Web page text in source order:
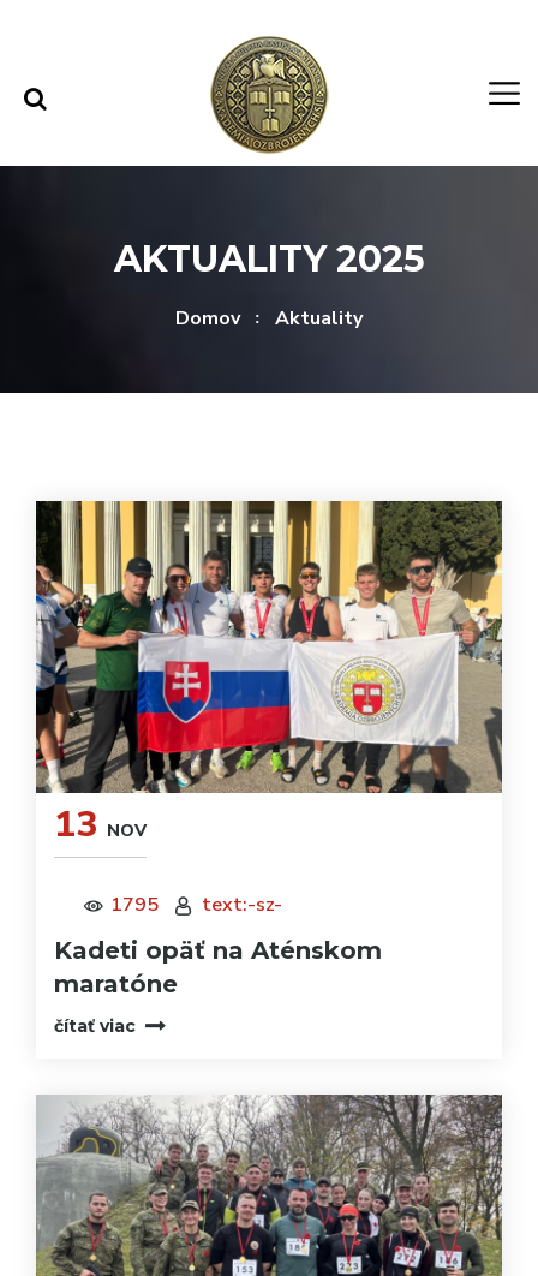
AKTUALITY 2025
Domov Aktuality
13 NOV
1795 text:-sz-
Kadeti opäť na Aténskom
maratóne
čítať viac